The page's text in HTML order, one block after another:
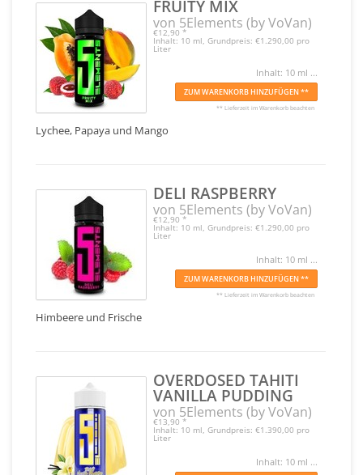
FRUITY MIX
von 5Elements (by VoVan)
€12,90 *
Inhalt: 10 ml, Grundpreis: €1.290,00 pro
Liter
Inhalt: 10 ml ...
ZUM WARENKORB HINZUFÜGEN **
** Lieferzeit im Warenkorb beachten
Lychee, Papaya und Mango
DELI RASPBERRY
von 5Elements (by VoVan)
€12,90 *
Inhalt: 10 ml, Grundpreis: €1.290,00 pro
Liter
Inhalt: 10 ml ...
ZUM WARENKORB HINZUFÜGEN **
** Lieferzeit im Warenkorb beachten
Himbeere und Frische
OVERDOSED TAHITI
VANILLA PUDDING
von 5Elements (by VoVan)
€13,90 *
Inhalt: 10 ml, Grundpreis: €1.390,00 pro
Liter
Inhalt: 10 ml ...